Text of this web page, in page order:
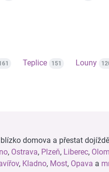
Teplice 151 Louny
domova a přestat
, Ostrava, Plzeň, Liberec,
, Kladno, Most, Opava a